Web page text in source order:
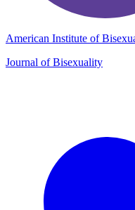
American Institute of
Journal of Bisexuality